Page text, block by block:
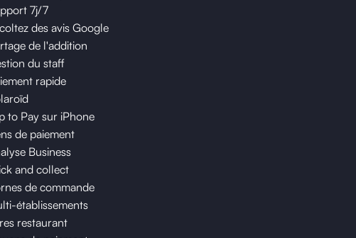
7j/7
des avis Google
de l'addition
du staff
rapide
to Pay sur iPhone
de paiement
Business
and collect
de commande
établissements
restaurant